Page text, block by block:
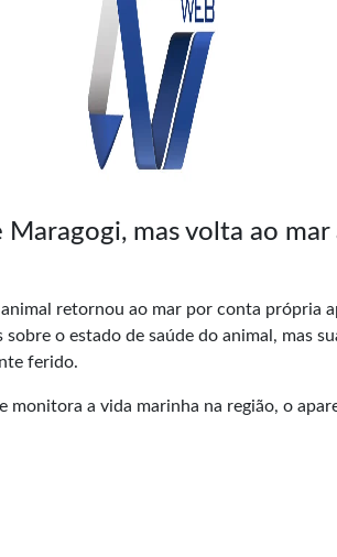
mas volta ao mar
retornou ao mar por conta própria
o estado de saúde do animal, mas
ferido.
monitora a vida marinha na região, o